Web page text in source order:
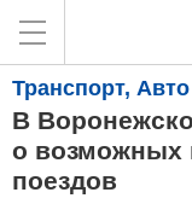
Транспорт, Авто
В
о возможных
поездов